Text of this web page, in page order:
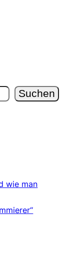
Suchen
wie man